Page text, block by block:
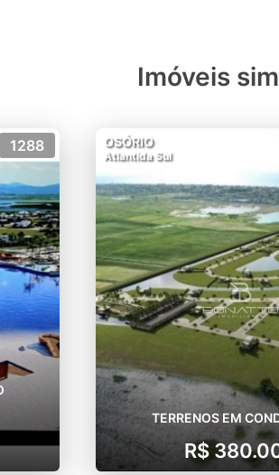
Imóveis
1288 OSÓRIO
Atlantida Sul
TERRENOS EM
R$